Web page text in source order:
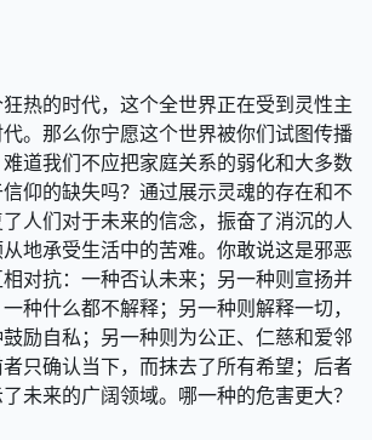
热的时代，这个全世界正在受到灵性主
。那么你宁愿这个世界被你们试图传播
道我们不应把家庭关系的弱化和大多数
仰的缺失吗？通过展示灵魂的存在和不
人们对于未来的信念，振奋了消沉的人
地承受生活中的苦难。你敢说这是邪恶
对抗：一种否认未来；另一种则宣扬并
种什么都不解释；另一种则解释一切，
励自私；另一种则为公正、仁慈和爱邻
只确认当下，而抹去了所有希望；后者
未来的广阔领域。哪一种的危害更大？